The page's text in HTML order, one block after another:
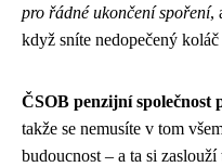
pro řádné ukončení spoření,
když sníte nedopečený
ČSOB penzijní společnost
takže se nemusíte v tom
budoucnost – a ta si